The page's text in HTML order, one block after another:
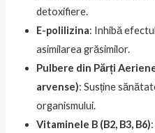
detoxifiere.
E-polilizina: Inhibă
asimilarea grăsimilor.
Pulbere din Părți
arvense): Susține
organismului.
Vitaminele B (B2, B3, B6)